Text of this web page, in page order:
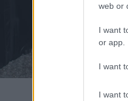
web or
I want
or app.
I want
I want